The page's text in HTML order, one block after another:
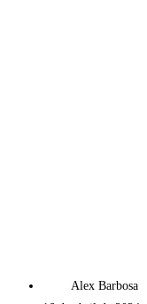
Alex Barbosa